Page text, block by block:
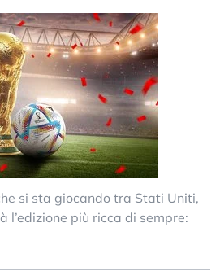
si sta giocando tra Stati Uniti,
l’edizione più ricca di sempre: